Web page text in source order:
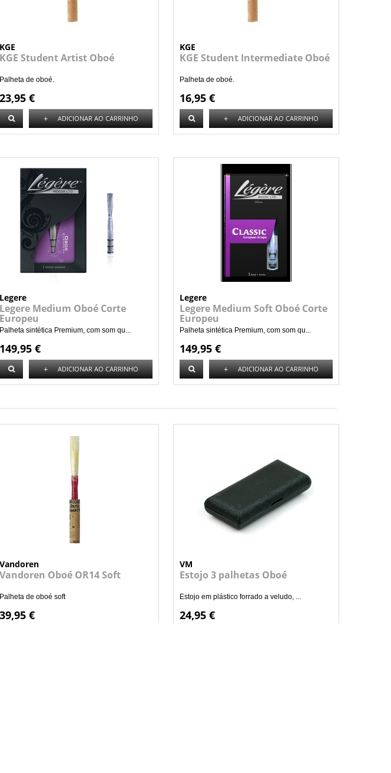
KGE
KGE Student Artist Oboé
Palheta de oboé.
23,95 €
+ ADICIONAR AO CARRINHO
KGE
KGE Student Intermediate Oboé
Palheta de oboé.
16,95 €
+ ADICIONAR AO CARRINHO
Legere
Legere Medium Oboé Corte
Europeu
Palheta sintética Premium, com som qu...
149,95 €
+ ADICIONAR AO CARRINHO
Legere
Legere Medium Soft Oboé Corte
Europeu
Palheta sintética Premium, com som qu...
149,95 €
+ ADICIONAR AO CARRINHO
Vandoren
Vandoren Oboé OR14 Soft
Palheta de oboé soft
39,95 €
VM
Estojo 3 palhetas Oboé
Estojo em plástico forrado a veludo, ...
24,95 €